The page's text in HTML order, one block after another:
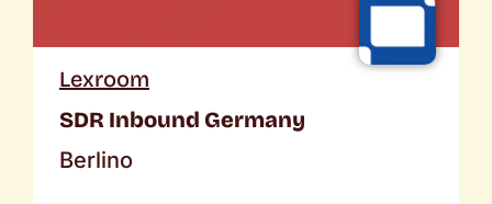
Lexroom
SDR Inbound Germany
Berlino